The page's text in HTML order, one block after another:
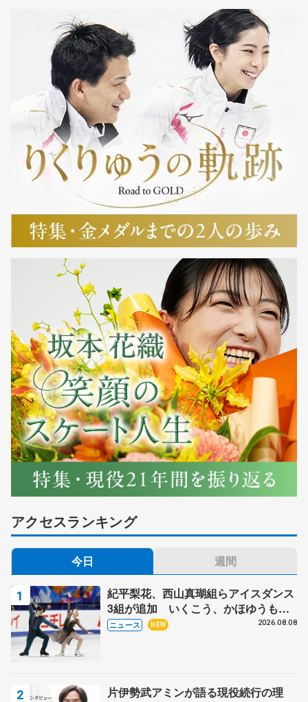
アクセスランキング
今日 週間
紀平梨花、西山真瑚組らアイスダンス
3組が追加 いくこう、かほゆうも、
木下グループ杯
ニュース NEW 2026.08.08
片伊勢武アミンが語る現役続行の理